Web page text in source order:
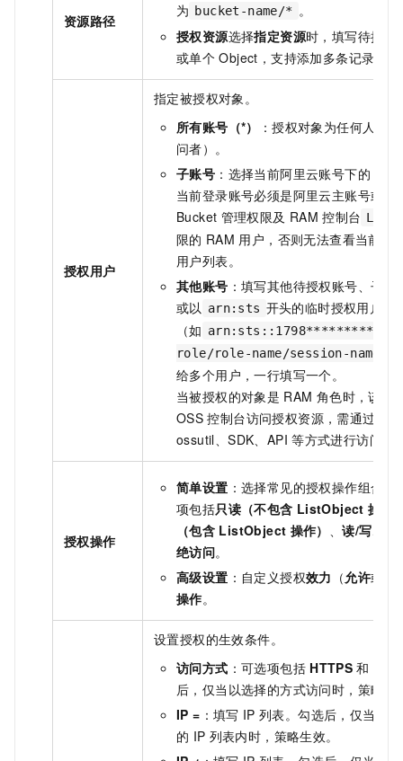
资源路径
为 bucket-name/* 。
授权资源选择指定资源时，填写待授权
或单个 Object，支持添加多条记录。
授权用户
指定被授权对象。
所有账号（*）
：授权对象为任何人（
问者）。
子账号 ：选择当前阿里云账号下的
当前登录账号必须是阿里云主账号或拥
Bucket 管理权限及 RAM 控制台
限的 RAM 用户，否则无法查看当前账
用户列表。
其他账号 ：填写其他待授权账号、子账
或以 arn:sts 开头的临时授权用户
（如
role/role-name/session-name
给多个用户，一行填写一个。
当被授权的对象是 RAM 角色时，该账
OSS 控制台访问授权资源，需通过命
ossutil、SDK、API 等方式进行访问。
授权操作
简单设置 ：选择常见的授权操作组合，
项包括只读（不包含 ListObject 操作
（包含 ListObject 操作） 、读/写、
绝访问。
高级设置 ：自定义授权效力 （允许或
操作。
设置授权的生效条件。
访问方式 ：可选项包括 HTTPS 和
后，仅当以选择的方式访问时，策略生
IP = ：填写 IP 列表。勾选后，仅当访问
的 IP 列表内时，策略生效。